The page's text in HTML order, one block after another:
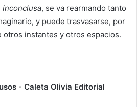
inconclusa, se va rearmando tanto
y puede trasvasarse, por
otros instantes y otros espacios.